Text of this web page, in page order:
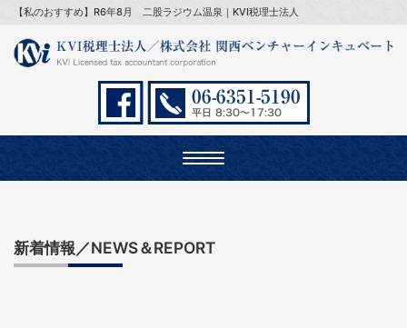
【私のおすすめ】R6年8月 二股ラジウム温泉｜KVI税理士法人
Toggle
navigation
新着情報／NEWS＆REPORT